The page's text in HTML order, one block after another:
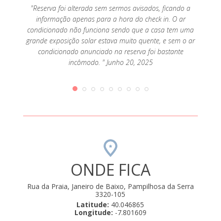
"Reserva foi alterada sem sermos avisados, ficando a
informação apenas para a hora do check in. O ar
condicionado não funciona sendo que a casa tem uma
grande exposição solar estava muito quente, e sem o ar
condicionado anunciado na reserva foi bastante
incômodo. " Junho 20, 2025
ONDE FICA
Rua da Praia, Janeiro de Baixo, Pampilhosa da Serra
3320-105
Latitude: 40.046865
Longitude: -7.801609